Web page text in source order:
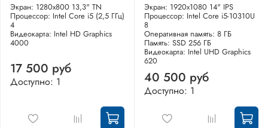
Экран: 1280x800 13,3" TN
Процессор: Intel Core i5 (2,5 ГГц)
4
Видеокарта: Intel HD Graphics
4000
17 500 руб
Доступно: 1
Экран: 1920x1080 14" IPS
Процессор: Intel Core i5-10310U
8
Оперативная память: 8 ГБ
Память: SSD 256 ГБ
Видеокарта: Intel UHD Graphics
620
40 500 руб
Доступно: 1